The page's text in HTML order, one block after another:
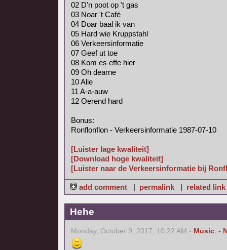
02 D'n poot op 't gas
03 Noar 't Café
04 Doar baal ik van
05 Hard wie Kruppstahl
06 Verkeersinformatie
07 Geef ut toe
08 Kom es effe hier
09 Oh dearne
10 Alie
11 A-a-auw
12 Oerend hard
Bonus:
Ronflonflon - Verkeersinformatie 1987-07-10
[Luister lage kwaliteit]
[Download hoge kwaliteit]
[Luister naar de Verkeersinformatie bij
add comment | permalink | related link
Hehe
Monday, October 9, 2017, 10:22 AM - Music, -